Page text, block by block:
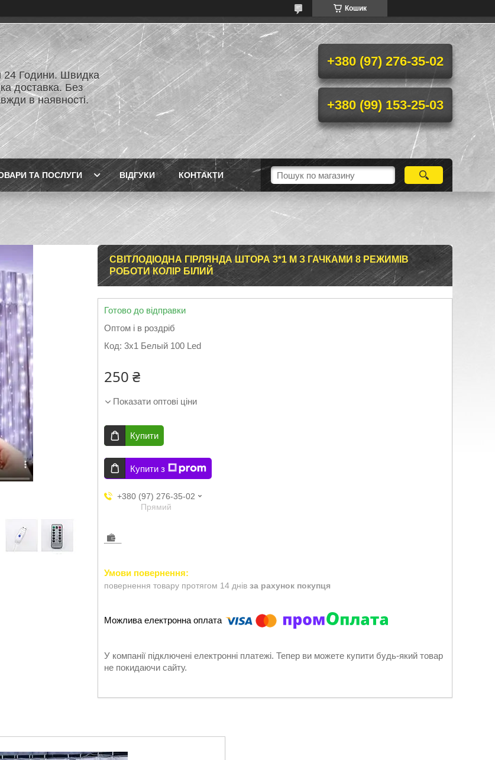
Кошик
24 Години. Швидка
доставка. Без
в наявності.
+380 (97) 276-35-02
+380 (99) 153-25-03
ТА ПОСЛУГИ ВІДГУКИ КОНТАКТИ
СВІТЛОДІОДНА ГІРЛЯНДА ШТОРА 3*1 М З ГАЧКАМИ 8 РЕЖИМІВ
РОБОТИ КОЛІР БІЛИЙ
Готово до відправки
Оптом і в роздріб
Код: 3х1 Белый 100 Led
250 ₴
Показати оптові ціни
Купити
Купити з
+380 (97) 276-35-02
Прямий
повернення товару протягом 14 днів за рахунок покупця
У компанії підключені електронні платежі. Тепер ви можете купити будь-який товар
не покидаючи сайту.